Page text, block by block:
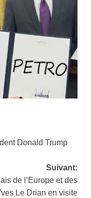
Donald Trump
Suivant:
de l’Europe et des
Le Drian en visite